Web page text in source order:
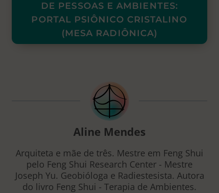
DE PESSOAS E AMBIENTES:
PORTAL PSIÔNICO CRISTALINO
(MESA RADIÔNICA)
Aline Mendes
Arquiteta e mãe de três. Mestre em Feng Shui
pelo Feng Shui Research Center - Mestre
Joseph Yu. Geobióloga e Radiestesista. Autora
do livro Feng Shui - Terapia de Ambientes.